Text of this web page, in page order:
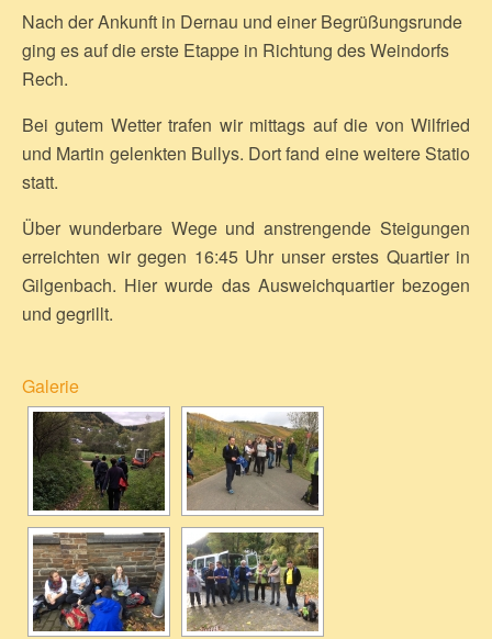
Nach der Ankunft in Dernau und einer Begrüßungsrunde
ging es auf die erste Etappe in Richtung des Weindorfs
Rech.
Bei gutem Wetter trafen wir mittags auf die von Wilfried
und Martin gelenkten Bullys. Dort fand eine weitere Statio
statt.
Über wunderbare Wege und anstrengende Steigungen
erreichten wir gegen 16:45 Uhr unser erstes Quartier in
Gilgenbach. Hier wurde das Ausweichquartier bezogen
und gegrillt.
Galerie